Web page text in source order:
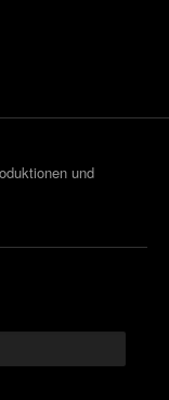
und